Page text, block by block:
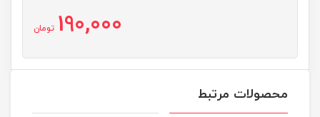
190,000 تومان
محصولات مرتبط